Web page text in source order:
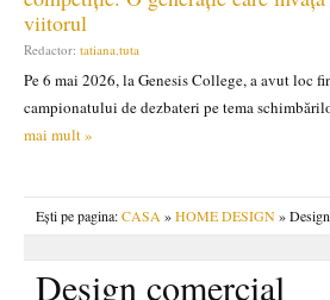
viitorul
Redactor: tatiana.tuta
Pe 6 mai 2026, la Genesis College, a avut loc
campionatului de dezbateri pe tema
mai mult »
Ești pe pagina:CASA »HOME DESIGN»
Design comercial